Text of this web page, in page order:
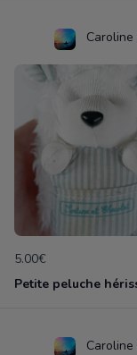
Caroline
5.00€
Caroline